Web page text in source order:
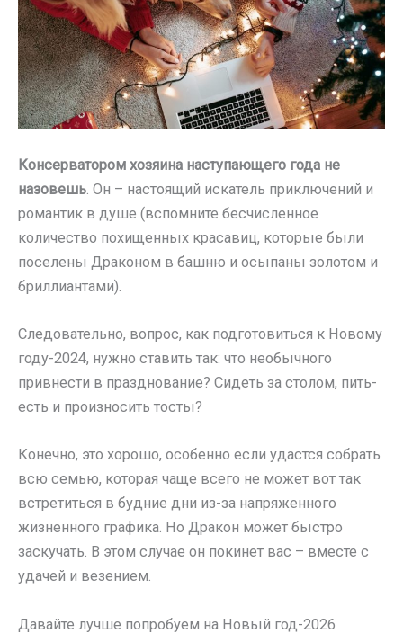
Консерватором хозяина наступающего года не
назовешь. Он – настоящий искатель приключений и
романтик в душе (вспомните бесчисленное
количество похищенных красавиц, которые были
поселены Драконом в башню и осыпаны золотом и
бриллиантами).
Следовательно, вопрос, как подготовиться к Новому
году-2024, нужно ставить так: что необычного
привнести в празднование? Сидеть за столом, пить-
есть и произносить тосты?
Конечно, это хорошо, особенно если удастся собрать
всю семью, которая чаще всего не может вот так
встретиться в будние дни из-за напряженного
жизненного графика. Но Дракон может быстро
заскучать. В этом случае он покинет вас – вместе с
удачей и везением.
Давайте лучше попробуем на Новый год-2026